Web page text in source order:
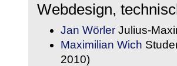
Webdesign,
Jan Wörler Julius-
Maximilian Wich
2010)